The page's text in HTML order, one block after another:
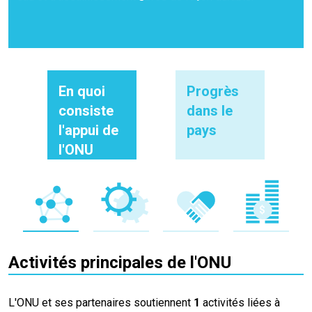
En quoi
consiste
l'appui de
l'ONU
Progrès
dans le
pays
Activités principales de l'ONU
L'ONU et ses partenaires soutiennent 1 activités liées à